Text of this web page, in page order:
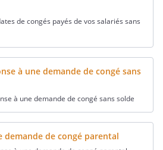
de congés payés de vos salariés sans
à une demande de congé sans
à une demande de congé sans solde
demande de congé parental